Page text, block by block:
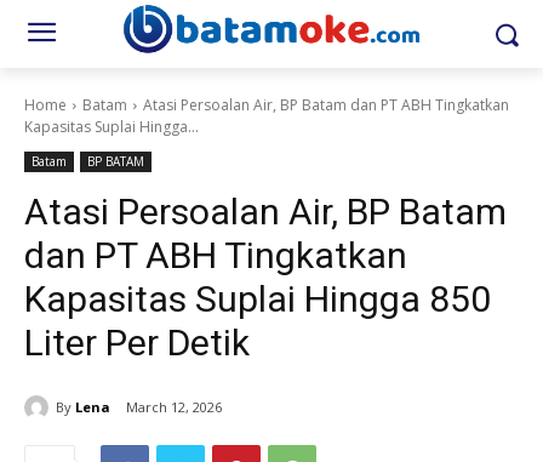
Home Batam
Atasi Persoalan Air, BP Batam dan PT ABH Tingkatkan
Kapasitas Suplai Hingga...
Batam BP BATAM
Atasi Persoalan Air, BP Batam
dan PT ABH Tingkatkan
Kapasitas Suplai Hingga 850
Liter Per Detik
By Lena March 12, 2026